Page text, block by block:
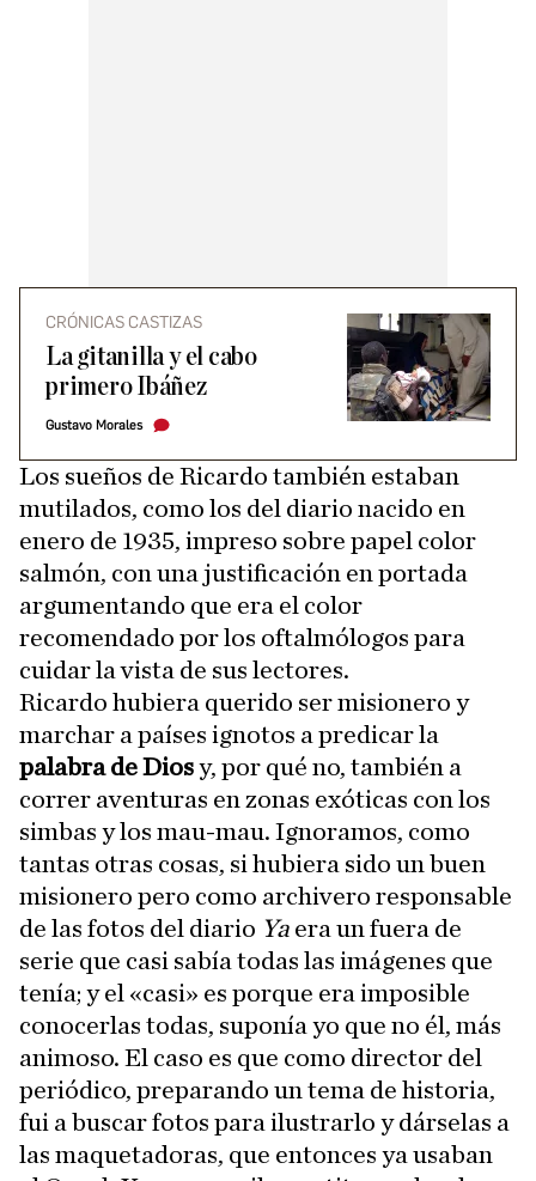
CRÓNICAS CASTIZAS
La gitanilla y el cabo
primero Ibáñez
Gustavo Morales
Los sueños de Ricardo también estaban
mutilados, como los del diario nacido en
enero de 1935, impreso sobre papel color
salmón, con una justificación en portada
argumentando que era el color
recomendado por los oftalmólogos para
cuidar la vista de sus lectores.
Ricardo hubiera querido ser misionero y
marchar a países ignotos a predicar la
palabra de Diosy, por qué no, también a
correr aventuras en zonas exóticas con los
simbas y los mau-mau. Ignoramos, como
tantas otras cosas, si hubiera sido un buen
misionero pero como archivero responsable
de las fotos del diario Ya era un fuera de
serie que casi sabía todas las imágenes que
tenía; y el «casi» es porque era imposible
conocerlas todas, suponía yo que no él, más
animoso. El caso es que como director del
periódico, preparando un tema de historia,
fui a buscar fotos para ilustrarlo y dárselas a
las maquetadoras, que entonces ya usaban